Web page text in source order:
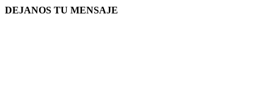
DEJANOS TU MENSAJE